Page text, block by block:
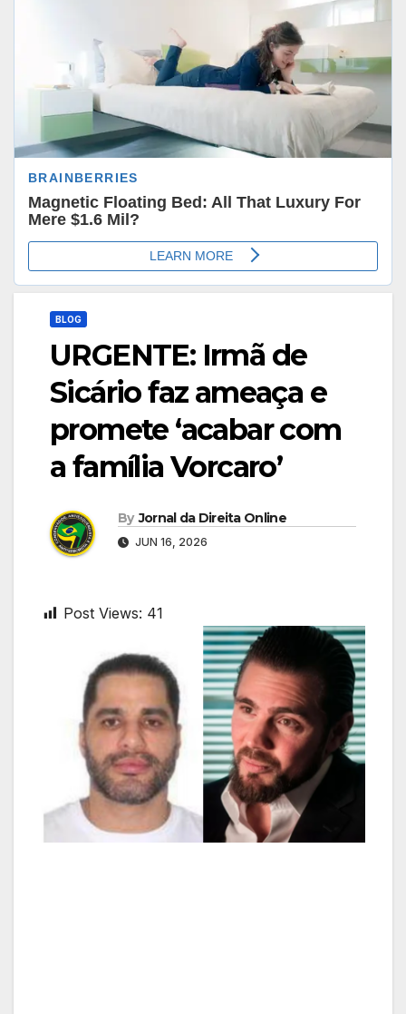
BLOG
URGENTE: Irmã de
Sicário faz ameaça e
promete ‘acabar com
a família Vorcaro’
By Jornal da Direita Online
JUN 16, 2026
Post Views: 41